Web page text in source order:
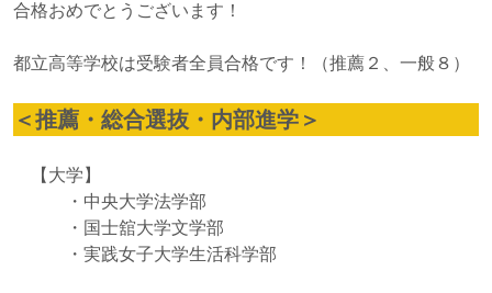
合格おめでとうございます！
都立高等学校は受験者全員合格です！（推薦２、一般８）
＜推薦・総合選抜・内部進学＞
【大学】
・中央大学法学部
・国士舘大学文学部
・実践女子大学生活科学部